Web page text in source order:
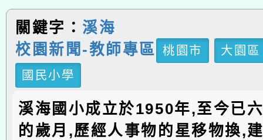
關鍵字： 溪海
校園新聞-教師專區
桃園市
大園區
國民小學
溪海國小成立於1950年,至今已
的歲月,歷經人事物的星移物換,